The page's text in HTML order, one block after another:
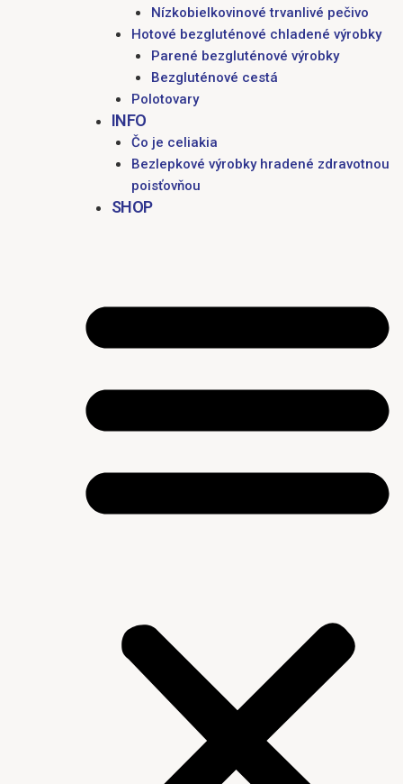
Nízkobielkovinové trvanlivé pečivo
Hotové bezgluténové chladené výrobky
Parené bezgluténové výrobky
Bezgluténové cestá
Polotovary
INFO
Čo je celiakia
Bezlepkové výrobky hradené zdravotnou
poisťovňou
SHOP